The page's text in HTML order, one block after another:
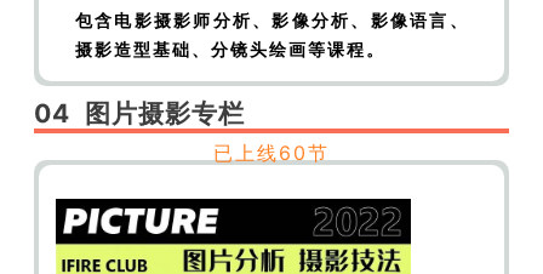
【编摄通识】成就高质量书单——开篇感知【编
摄通识】成就高质量书单——纪德作品选讲
（上）【编摄通识】成就高质量书单——纪德作
易卜生作品选讲（上）
【编摄通识】成就高质量
书单——易卜生作品选讲（下）【编摄通识】成
包含电影摄影师分析、影像分析、影像语言 、
摄影造型基础、分镜头绘画等课程。
04 图片摄影专栏
已上线60节